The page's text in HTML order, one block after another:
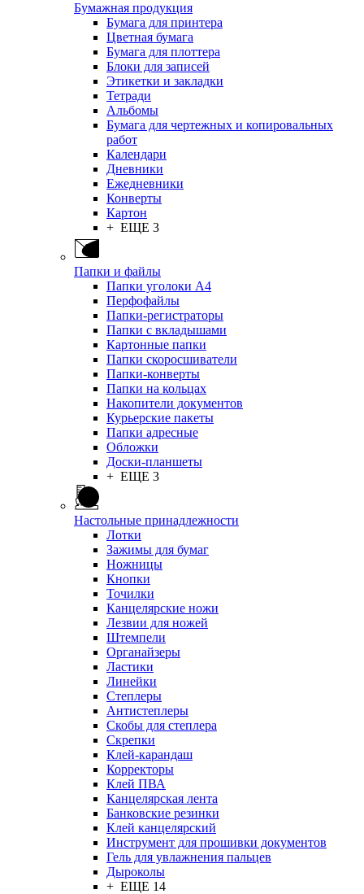
Бумажная продукция
Бумага для принтера
Цветная бумага
Бумага для плоттера
Блоки для записей
Этикетки и закладки
Тетради
Альбомы
Бумага для чертежных и копировальных
работ
Календари
Дневники
Ежедневники
Конверты
Картон
+ ЕЩЕ 3
Папки и файлы
Папки уголоки А4
Перфофайлы
Папки-регистраторы
Папки с вкладышами
Картонные папки
Папки скоросшиватели
Папки-конверты
Папки на кольцах
Накопители документов
Курьерские пакеты
Папки адресные
Обложки
Доски-планшеты
+ ЕЩЕ 3
Настольные принадлежности
Лотки
Зажимы для бумаг
Ножницы
Кнопки
Точилки
Канцелярские ножи
Лезвии для ножей
Штемпели
Органайзеры
Ластики
Линейки
Степлеры
Антистеплеры
Скобы для степлера
Скрепки
Клей-карандаш
Корректоры
Клей ПВА
Канцелярская лента
Банковские резинки
Клей канцелярский
Инструмент для прошивки документов
Гель для увлажнения пальцев
Дыроколы
+ ЕЩЕ 14